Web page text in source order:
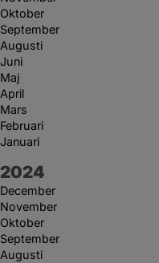
Oktober
September
Augusti
Juni
Maj
April
Mars
Februari
Januari
År:
2024
December
November
Oktober
September
Augusti